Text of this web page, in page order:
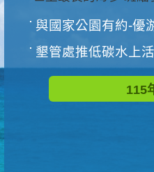
與國家公園有約-優
墾管處推低碳水上活
115